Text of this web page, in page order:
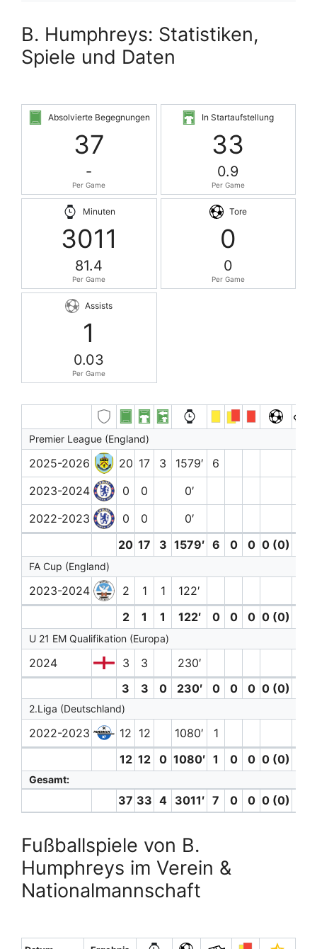
B. Humphreys: Statistiken,
Spiele und Daten
Absolvierte Begegnungen
37
-
Per Game
In Startaufstellung
33
0.9
Per Game
Minuten
3011
81.4
Per Game
Tore
0
0
Per Game
Assists
1
0.03
Per Game
Premier League (England)
2025-2026 20 17 3 1579′
6
2023-2024
0 0
0′
2022-2023
0 0
0′
20 17 3 1579′ 6 0 0 0 (0)
FA Cup (England)
2023-2024 2 1 1
122′
2
1 1 122′ 0 0 0 0 (0)
U 21 EM Qualifikation (Europa)
2024 3 3
230′
3
3 0 230′ 0 0 0 0 (0)
2.Liga (Deutschland)
2022-2023 12 12 1080′ 1
12 12 0 1080′ 1 0 0 0 (0)
Gesamt:
37 33 4 3011′ 7 0 0 0 (0)
Fußballspiele von B.
Humphreys im Verein &
Nationalmannschaft